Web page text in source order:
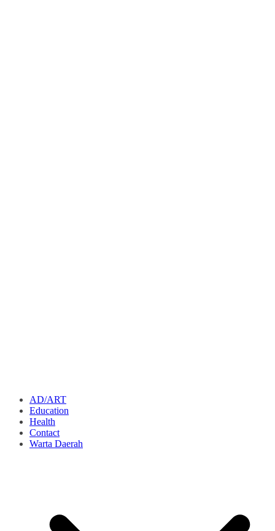
AD/ART
Education
Health
Contact
Warta Daerah